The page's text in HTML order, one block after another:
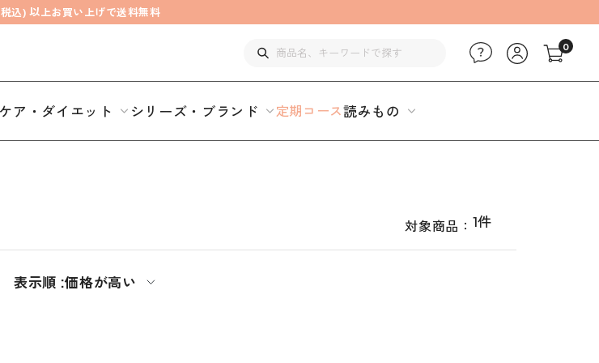
込) 以上お買い上げで送料無料
0
ア・ダイエット シリーズ・ブランド 定期コース読みもの
対象商品： 1件
表示順 :価格が高い